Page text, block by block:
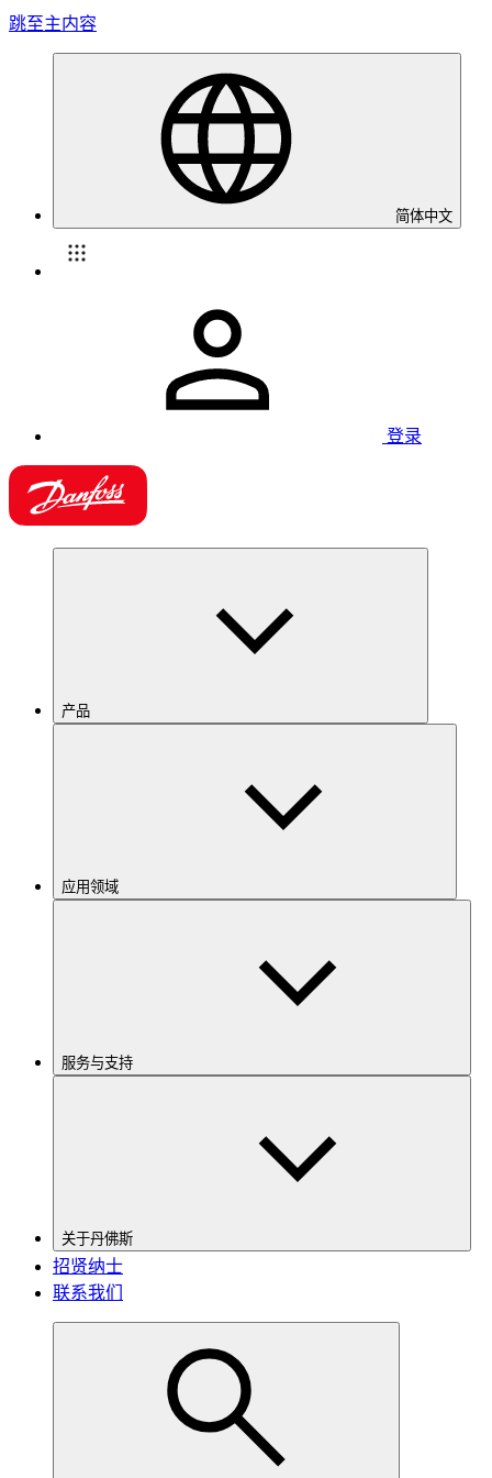
跳至主内容
简体中文
登录
产品
应用领域
服务与支持
关于丹佛斯
招贤纳士
联系我们